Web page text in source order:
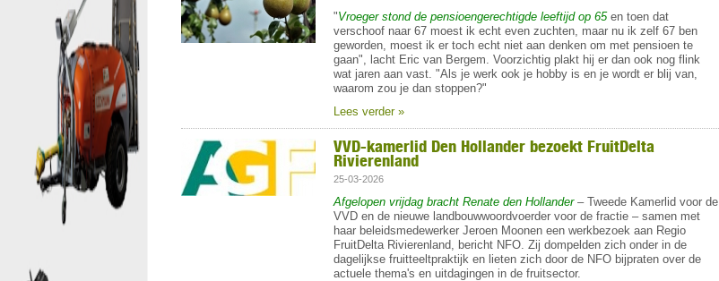
"Vroeger stond de pensioengerechtigde leeftijd op 65en toen dat
verschoof naar 67 moest ik echt even zuchten, maar nu ik zelf 67 ben
geworden, moest ik er toch echt niet aan denken om met pensioen te
gaan", lacht Eric van Bergem. Voorzichtig plakt hij er dan ook nog flink
wat jaren aan vast. "Als je werk ook je hobby is en je wordt er blij van,
waarom zou je dan stoppen?"
Lees verder »
VVD-kamerlid Den Hollander bezoekt FruitDelta
Rivierenland
25-03-2026
Afgelopen vrijdag bracht Renate den Hollander– Tweede Kamerlid voor de
VVD en de nieuwe landbouwwoordvoerder voor de fractie – samen met
haar beleidsmedewerker Jeroen Moonen een werkbezoek aan Regio
FruitDelta Rivierenland, bericht NFO. Zij dompelden zich onder in de
dagelijkse fruitteeltpraktijk en lieten zich door de NFO bijpraten over de
actuele thema's en uitdagingen in de fruitsector.